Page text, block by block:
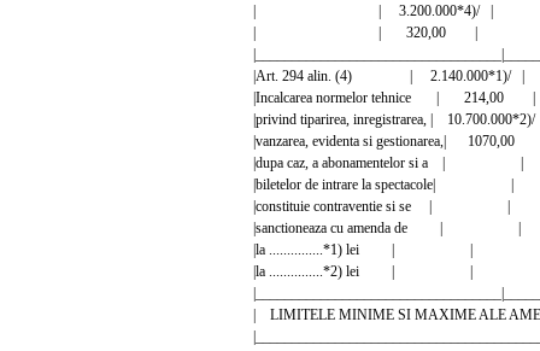
| | 3.200.000*4)/
| | 320,00 |
|Art. 294 alin. (4) |
|Incalcarea normelor tehnice |
|privind tiparirea, inregistrarea, |
|vanzarea, evidenta si gestionarea,|
|dupa caz, a abonamentelor
|biletelor de intrare la
|constituie contraventie si
|sanctioneaza cu amenda
|la ...............*1) lei | |
|la ...............*2) lei | |
| LIMITELE MINIME SI MAXIME ALE